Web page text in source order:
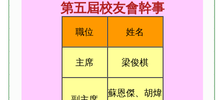
第五屆校友會幹事
職位 姓名
主席 梁俊棋
蘇恩傑、胡煒